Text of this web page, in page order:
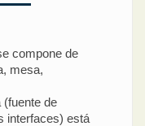
compone de
mesa,
(fuente de
interfaces) está